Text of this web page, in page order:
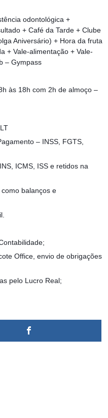
odontológica +
+ Café da Tarde + Clube
Aniversário) + Hora da fruta
+ Vale-alimentação + Vale-
– Gympass
às 18h com 2h de almoço –
– INSS, FGTS,
ICMS, ISS e retidos na
balanços e
Office, envio de obrigações
pelo Lucro Real;